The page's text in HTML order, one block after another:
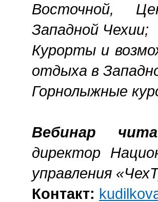
Восточной,
Западной Чехии;
Курорты и
отдыха в
Горнолыжные
Вебинар
директор
управления
Контакт: